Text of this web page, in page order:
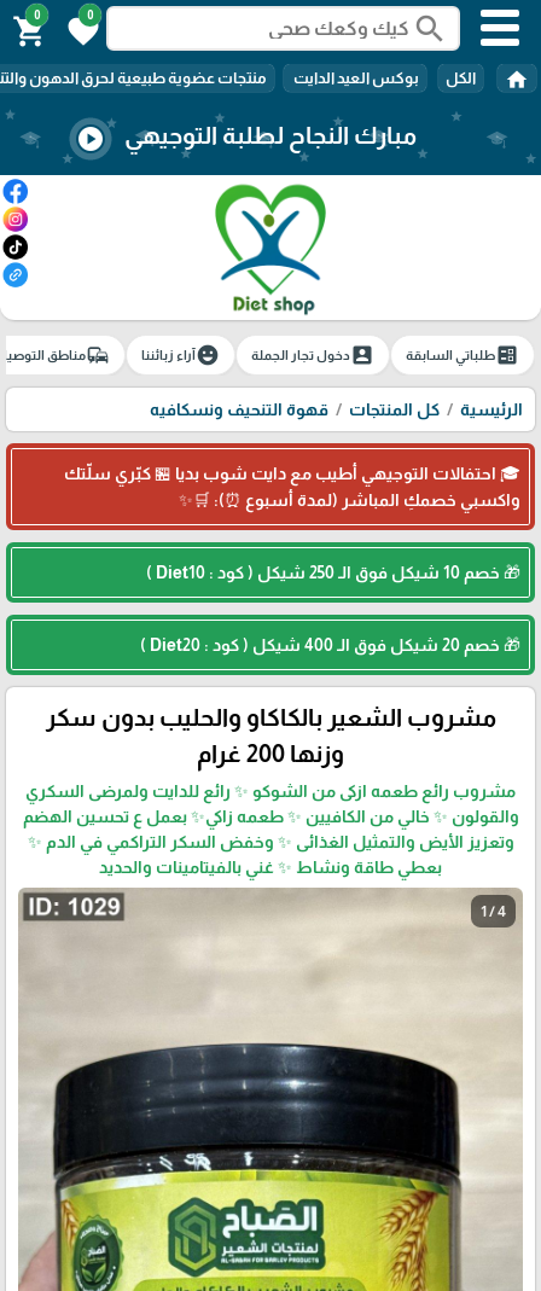
search
0
favorite
0
shopping_cart
home الكل بوكس العيد الدايت منتجات عضوية طبيعية لحرق الدهون
مبارك النجاح لطلبة التوجيهي play_circle
ballotطلباتي السابقة account_boxدخول تجار الجملة emoji_emotionsآراء زبائننا commuteمناطق
الرئيسية كل المنتجات قهوة التنحيف ونسكافيه
🎓 احتفالات التوجيهي أطيب مع دايت شوب بديا 🏪 كبّري سلّتك
واكسبي خصمكِ المباشر (لمدة أسبوع ⏰): 🛒✨
🎁 خصم 10 شيكل فوق الـ 250 شيكل ( كود : Diet10 )
🎁 خصم 20 شيكل فوق الـ 400 شيكل ( كود : Diet20 )
مشروب الشعير بالكاكاو والحليب بدون سكر
وزنها 200 غرام
مشروب رائع طعمه ازكى من الشوكو ✨ رائع للدايت ولمرضى السكري
والقولون ✨ خالي من الكافيين ✨ طعمه زاكي✨ بعمل ع تحسين الهضم
وتعزيز الأيض والتمثيل الغذائى ✨ وخفض السكر التراكمي في الدم ✨
بعطي طاقة ونشاط ✨ غني بالفيتامينات والحديد
1 / 4